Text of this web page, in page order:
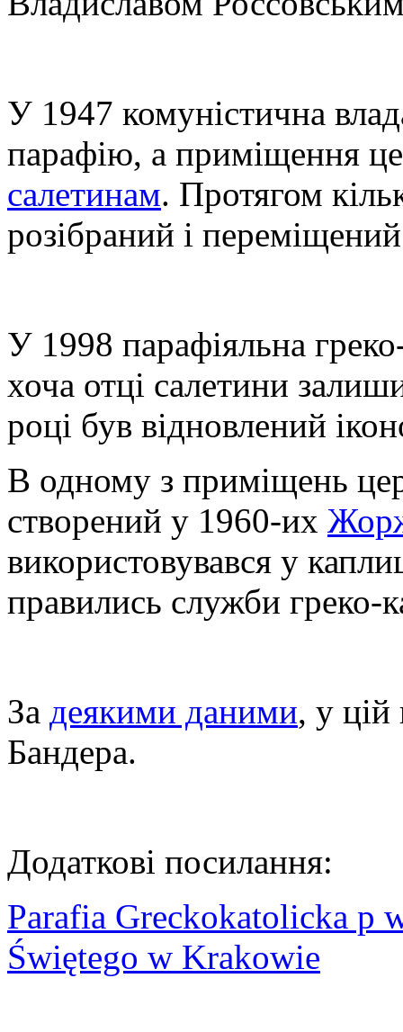
У 1947 комуністична
парафію, а приміщення
салетинам. Протягом
розібраний і
У 1998 парафіяльна
хоча отці салетини
році був відновлений
В одному з приміщень
створений у 1960-их
використовувався у
правились служби греко-
За деякими даними, у цій
Бандера.
Додаткові посилання:
Parafia Greckokatolicka p
Świętego w Krakowie